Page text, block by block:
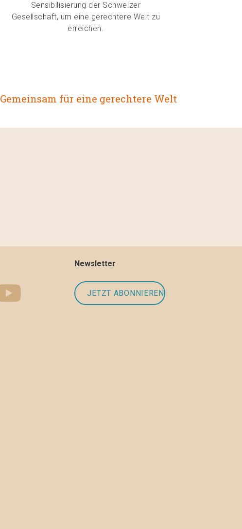
Sensibilisierung der Schweizer
Gesellschaft, um eine gerechtere Welt zu
erreichen.
Gemeinsam für eine gerechtere Welt
Newsletter